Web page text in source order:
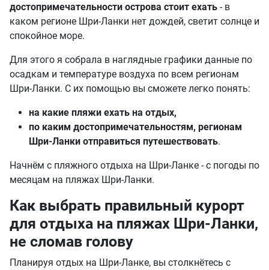
достопримечательности острова стоит ехать - в
каком регионе Шри-Ланки нет дождей, светит солнце и
спокойное море.
Для этого я собрала в наглядные графики данные по
осадкам и температуре воздуха по всем регионам
Шри-Ланки. С их помощью вы сможете легко понять:
на какие пляжи ехать на отдых,
по каким достопримечательностям, регионам
Шри-Ланки отправиться путешествовать.
Начнём с пляжного отдыха на Шри-Ланке - с погоды по
месяцам на пляжах Шри-Ланки.
Как выбрать правильный курорт
для отдыха на пляжах Шри-Ланки,
не сломав голову
Планируя отдых на Шри-Ланке, вы столкнётесь с